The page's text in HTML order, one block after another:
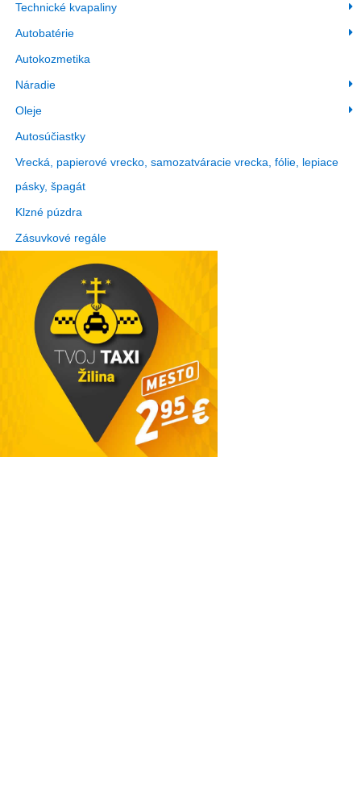
Technické kvapaliny
Autobatérie
Autokozmetika
Náradie
Oleje
Autosúčiastky
Vrecká, papierové vrecko, samozatváracie vrecka, fólie, lepiace
pásky, špagát
Klzné púzdra
Zásuvkové regále